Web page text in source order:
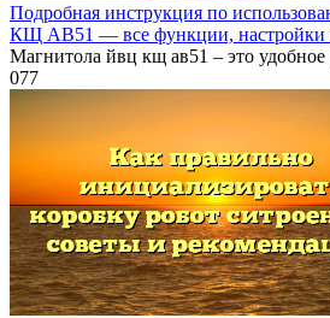
Подробная инструкция по
КЩ АВ51 — все функции, настройки
Магнитола йвц кщ ав51 – это удобное
077